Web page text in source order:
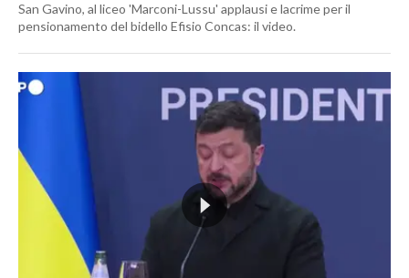
San Gavino, al liceo 'Marconi-Lussu' applausi e lacrime per il
pensionamento del bidello Efisio Concas: il video.